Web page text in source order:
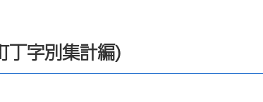
字別集計編)